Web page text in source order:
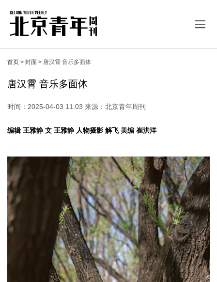
首页 > 封面 > 唐汉霄 音乐多面体
唐汉霄 音乐多面体
时间：2025-04-03 11:03 来源：北京青年周刊
编辑 王雅静 文 王雅静 人物摄影 解飞 美编 崔洪洋